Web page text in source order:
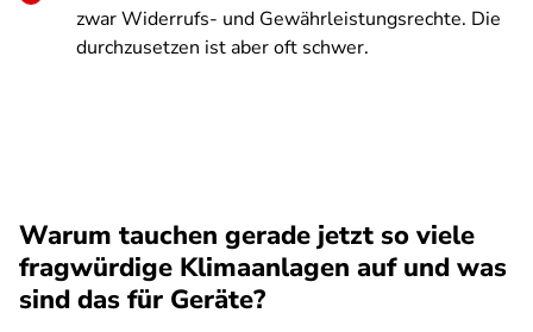
zwar Widerrufs- und Gewährleistungsrechte. Die
durchzusetzen ist aber oft schwer.
Warum tauchen gerade jetzt so viele
fragwürdige Klimaanlagen auf und was
sind das für Geräte?